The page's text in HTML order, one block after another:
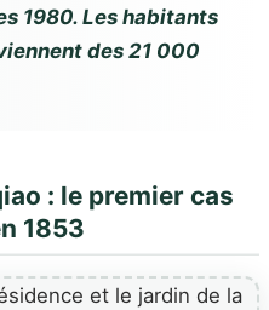
1980. Les habitants
des 21 000
: le premier cas
1853